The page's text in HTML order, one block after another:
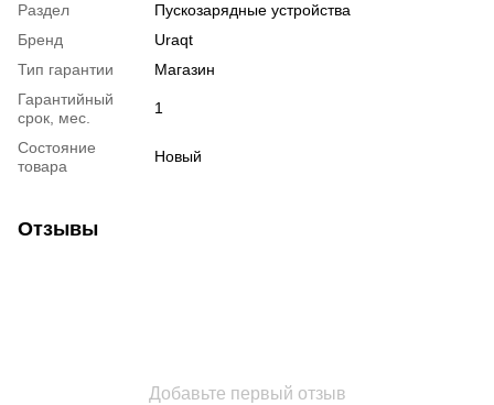
Раздел
Пускозарядные устройства
Бренд
Uraqt
Тип гарантии
Магазин
Гарантийный
срок, мес.
1
Состояние
товара
Новый
Отзывы
Добавьте первый отзыв